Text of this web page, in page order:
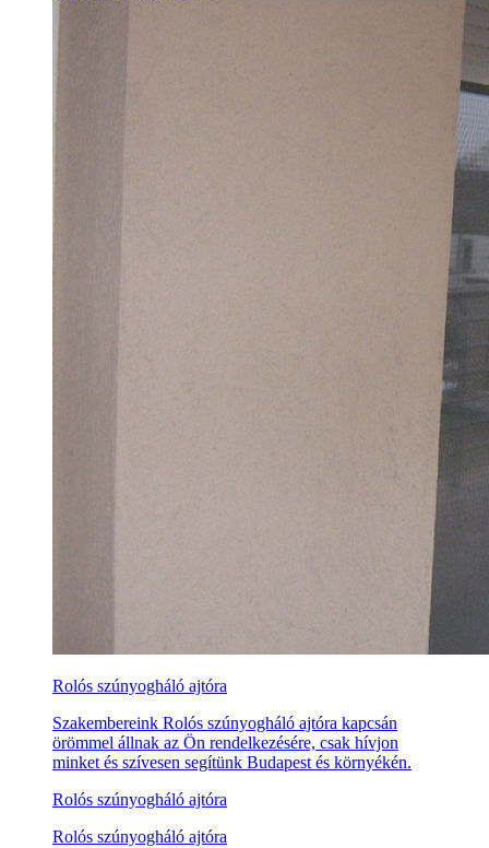
Rolós szúnyogháló ajtóra
Szakembereink Rolós szúnyogháló ajtóra kapcsán
örömmel állnak az Ön rendelkezésére, csak hívjon
minket és szívesen segítünk Budapest és környékén.
Rolós szúnyogháló ajtóra
Rolós szúnyogháló ajtóra